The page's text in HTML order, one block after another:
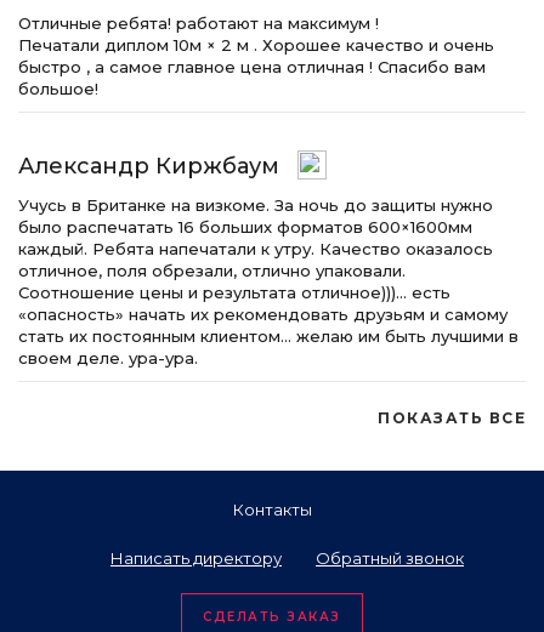
Отличные ребята! работают на максимум !
Печатали диплом 10м × 2 м . Хорошее качество и очень
быстро , а самое главное цена отличная ! Спасибо вам
большое!
Александр Киржбаум
Учусь в Британке на визкоме. За ночь до защиты нужно
было распечатать 16 больших форматов 600×1600мм
каждый. Ребята напечатали к утру. Качество оказалось
отличное, поля обрезали, отлично упаковали.
Соотношение цены и результата отличное)))… есть
«опасность» начать их рекомендовать друзьям и самому
стать их постоянным клиентом… желаю им быть лучшими в
своем деле. ура-ура.
ПОКАЗАТЬ ВСЕ
Контакты
Написать директору Обратный звонок
СДЕЛАТЬ ЗАКАЗ